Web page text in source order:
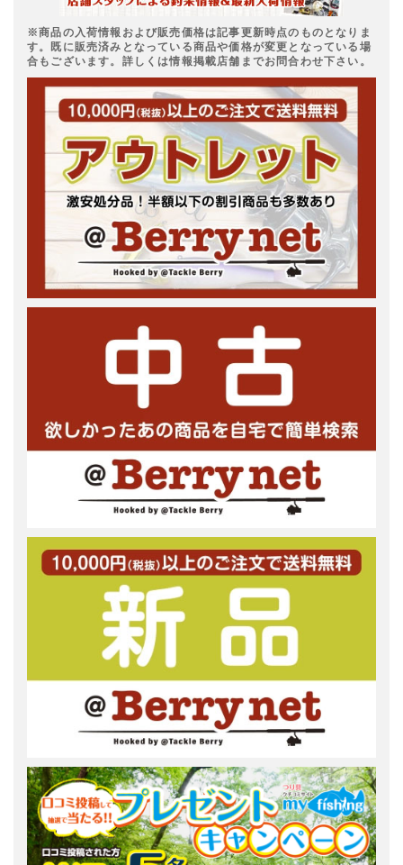
※商品の入荷情報および販売価格は記事更新時点のものとなりま
す。既に販売済みとなっている商品や価格が変更となっている場
合もございます。詳しくは情報掲載店舗までお問合わせ下さい。